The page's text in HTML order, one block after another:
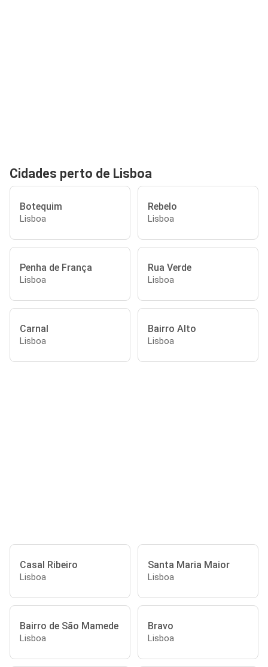
Cidades perto de Lisboa
Botequim
Lisboa
Rebelo
Lisboa
Penha de França
Lisboa
Rua Verde
Lisboa
Carnal
Lisboa
Bairro Alto
Lisboa
Casal Ribeiro
Lisboa
Santa Maria Maior
Lisboa
Bairro de São Mamede
Lisboa
Bravo
Lisboa